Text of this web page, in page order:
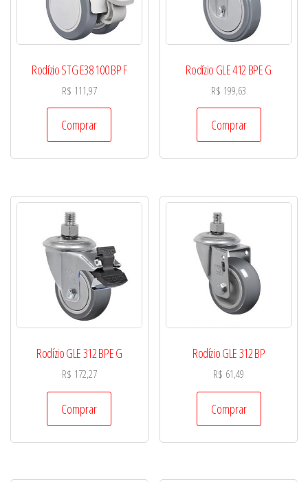
Rodízio STG E38 100 BP F
R$ 111,97
Comprar
Rodízio GLE 412 BPE G
R$ 199,63
Comprar
Rodízio GLE 312 BPE G
R$ 172,27
Comprar
Rodízio GLE 312 BP
R$ 61,49
Comprar